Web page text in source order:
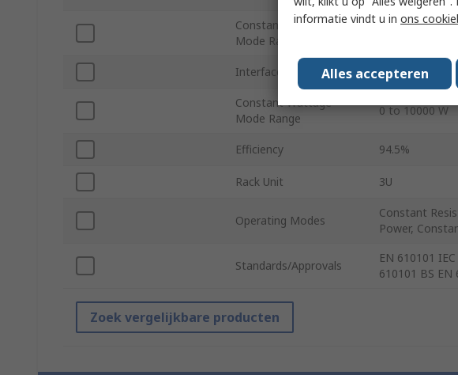
Constant Resistance
Mode Range
Interface Type USB, CAN,
Constant Wattage
Mode Range
0 to 10000 W
Efficiency 94.5%
Rack Unit 3U
Operating Modes
Constant
Power,
Standards/Approvals
EN 610101
610101 BS EN
Zoek vergelijkbare producten
informatie vindt u in ons
Alles accepteren